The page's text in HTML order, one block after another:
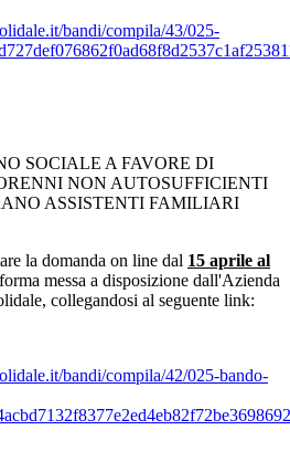
bandi/compila/43/025-
SOCIALE A FAVORE DI
NON AUTOSUFFICIENTI
ASSISTENTI FAMILIARI
domanda on line dal 15 aprile al
messa a disposizione dall'Azienda
collegandosi al seguente link:
bandi/compila/42/025-bando-